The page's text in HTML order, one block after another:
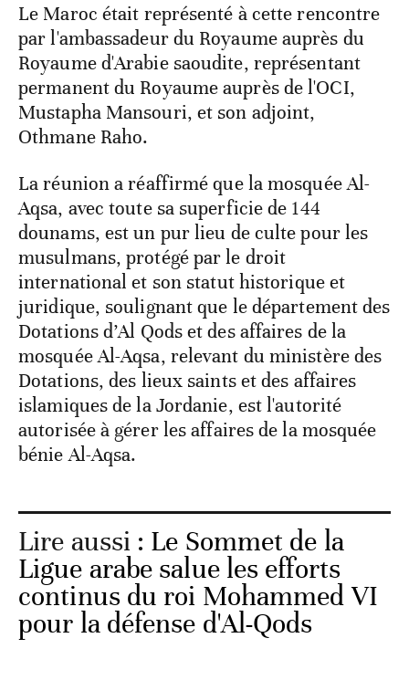
Le Maroc était représenté à cette rencontre
par l'ambassadeur du Royaume auprès du
Royaume d'Arabie saoudite, représentant
permanent du Royaume auprès de l'OCI,
Mustapha Mansouri, et son adjoint,
Othmane Raho.
La réunion a réaffirmé que la mosquée Al-
Aqsa, avec toute sa superficie de 144
dounams, est un pur lieu de culte pour les
musulmans, protégé par le droit
international et son statut historique et
juridique, soulignant que le département des
Dotations d’Al Qods et des affaires de la
mosquée Al-Aqsa, relevant du ministère des
Dotations, des lieux saints et des affaires
islamiques de la Jordanie, est l'autorité
autorisée à gérer les affaires de la mosquée
bénie Al-Aqsa.
Lire aussi : Le Sommet de la
Ligue arabe salue les efforts
continus du roi Mohammed VI
pour la défense d'Al-Qods